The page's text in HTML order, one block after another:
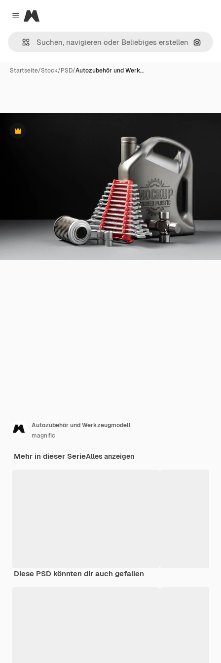
Close menu
Magnific
Nach
Startseite/Stock/PSD/Autozubehör und Werk…
Premium
Autozubehör und Werkzeugmodell
magnific
Mehr in dieser SerieAlles anzeigen
Diese PSD könnten dir auch gefallen